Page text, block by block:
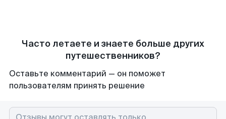
Часто летаете и знаете больше других
путешественников?
Оставьте комментарий — он поможет
пользователям принять решение